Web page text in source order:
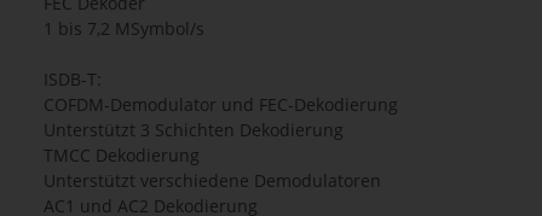
1 bis 7,2 MSymbol/s
ISDB-T:
COFDM-Demodulator und FEC-Dekodierung
Unterstützt 3 Schichten Dekodierung
TMCC Dekodierung
Unterstützt verschiedene Demodulatoren
AC1 und AC2 Dekodierung